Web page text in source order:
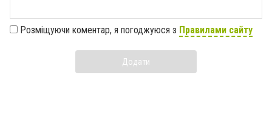
Розміщуючи коментар, я погоджуюся з Правилами сайту
Додати